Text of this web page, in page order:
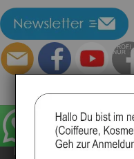
Impressum
Kontakt